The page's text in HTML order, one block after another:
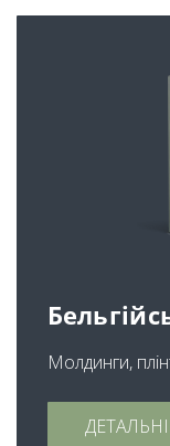
Молдинги,